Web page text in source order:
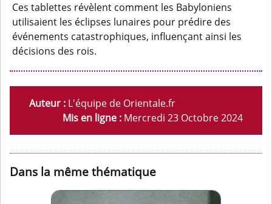
Ces tablettes révèlent comment les Babyloniens
utilisaient les éclipses lunaires pour prédire des
événements catastrophiques, influençant ainsi les
décisions des rois.
Auteur : L'équipe de Orientale.fr
Mis en ligne : Mercredi 23 Octobre 2024
Dans la même thématique